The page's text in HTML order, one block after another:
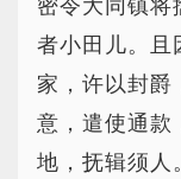
密令大同镇将
者小田儿。且
家，许以封爵
意，遣使通款
地，抚辑须人